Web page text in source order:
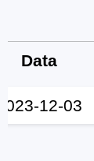
Data
12-03